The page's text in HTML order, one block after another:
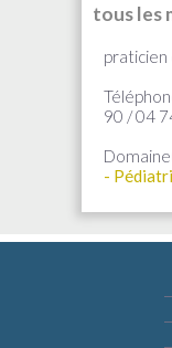
tous les
90 / 04
-